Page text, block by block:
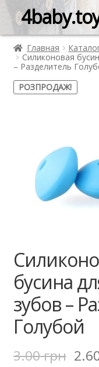
Главная
Силиконовая
– Разделитель
РОЗПРОДАЖ!
бусина
зубов –
Голубой
3.00грн